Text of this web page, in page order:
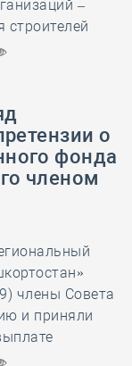
–
строителей
о
фонда
членом
члены Совета
и приняли